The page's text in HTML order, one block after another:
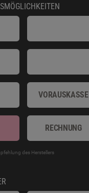
VORAUSKASSE
RECHNUNG
des Herstellers